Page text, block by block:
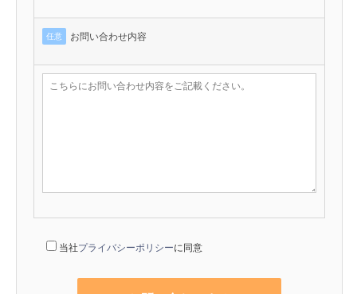
任意 お問い合わせ内容
当社プライバシーポリシーに同意